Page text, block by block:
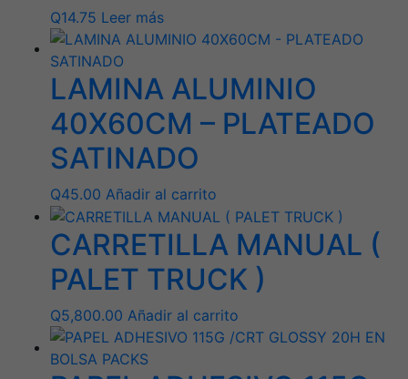
Q14.75 Leer más
LAMINA ALUMINIO
40X60CM – PLATEADO
SATINADO
Q45.00 Añadir al carrito
CARRETILLA MANUAL (
PALET TRUCK )
Q5,800.00 Añadir al carrito